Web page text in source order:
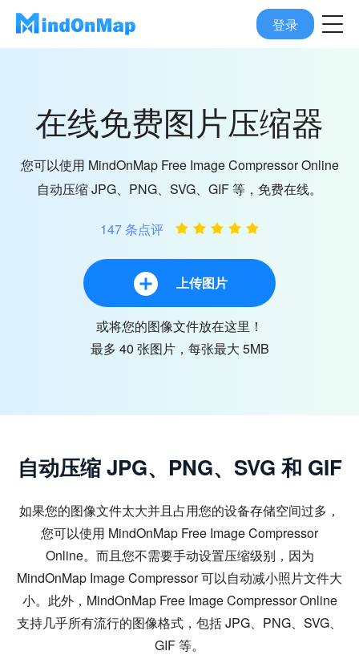
登录
在线免费图片压缩器
您可以使用 MindOnMap Free Image Compressor Online
自动压缩 JPG、PNG、SVG、GIF 等，免费在线。
147 条点评
上传图片
或将您的图像文件放在这里！
最多 40 张图片，每张最大 5MB
自动压缩 JPG、PNG、SVG 和 GIF
如果您的图像文件太大并且占用您的设备存储空间过多，
您可以使用 MindOnMap Free Image Compressor
Online。而且您不需要手动设置压缩级别，因为
MindOnMap Image Compressor 可以自动减小照片文件大
小。此外，MindOnMap Free Image Compressor Online
支持几乎所有流行的图像格式，包括 JPG、PNG、SVG、
GIF 等。